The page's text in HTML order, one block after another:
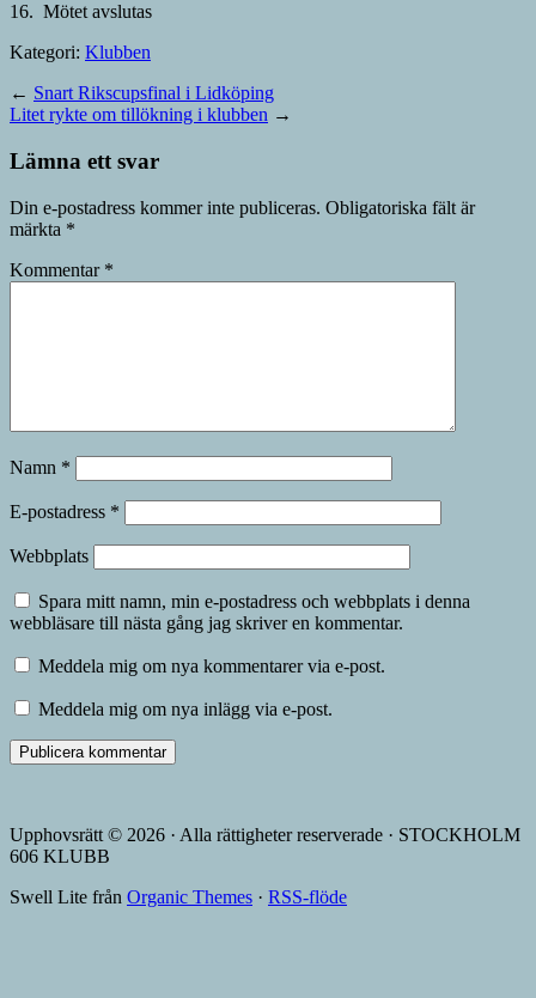
16. Mötet avslutas
Kategori: Klubben
← Snart Rikscupsfinal i Lidköping
Litet rykte om tillökning i klubben →
Lämna ett svar
Din e-postadress kommer inte publiceras. Obligatoriska fält är
märkta *
Kommentar *
Namn *
E-postadress *
Webbplats
Spara mitt namn, min e-postadress och webbplats i denna
webbläsare till nästa gång jag skriver en kommentar.
Meddela mig om nya kommentarer via e-post.
Meddela mig om nya inlägg via e-post.
Upphovsrätt © 2026 · Alla rättigheter reserverade · STOCKHOLM
606 KLUBB
Swell Lite från Organic Themes · RSS-flöde